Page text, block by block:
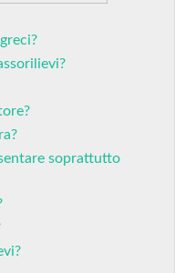
soprattutto